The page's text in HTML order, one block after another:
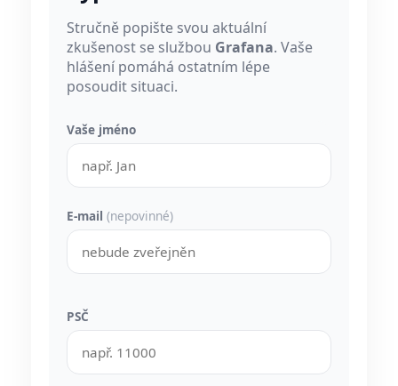
Stručně popište svou aktuální
zkušenost se službou Grafana. Vaše
hlášení pomáhá ostatním lépe
posoudit situaci.
Vaše jméno
E-mail (nepovinné)
PSČ